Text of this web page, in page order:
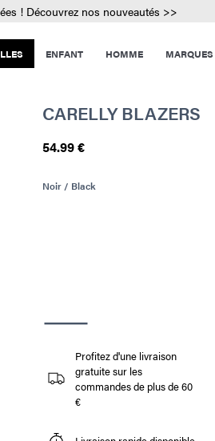
! Découvrez nos nouveautés >>
ENFANT HOMME MARQUES
CARELLY BLAZERS
54.99 €
Noir / Black
Profitez d'une livraison
gratuite sur les
commandes de plus de 60
€